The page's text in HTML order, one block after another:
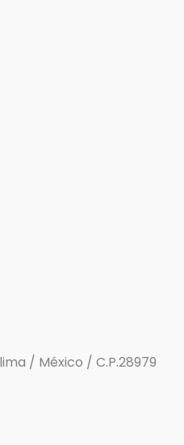
/ México / C.P.28979